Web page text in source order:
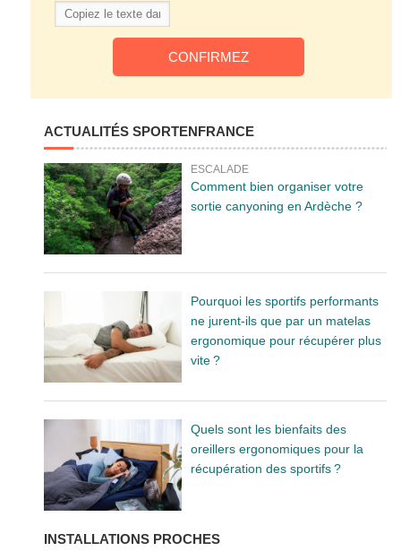
ACTUALITÉS SPORTENFRANCE
ESCALADE
Comment bien organiser votre
sortie canyoning en Ardèche ?
Pourquoi les sportifs performants
ne jurent-ils que par un matelas
ergonomique pour récupérer plus
vite ?
Quels sont les bienfaits des
oreillers ergonomiques pour la
récupération des sportifs ?
INSTALLATIONS PROCHES